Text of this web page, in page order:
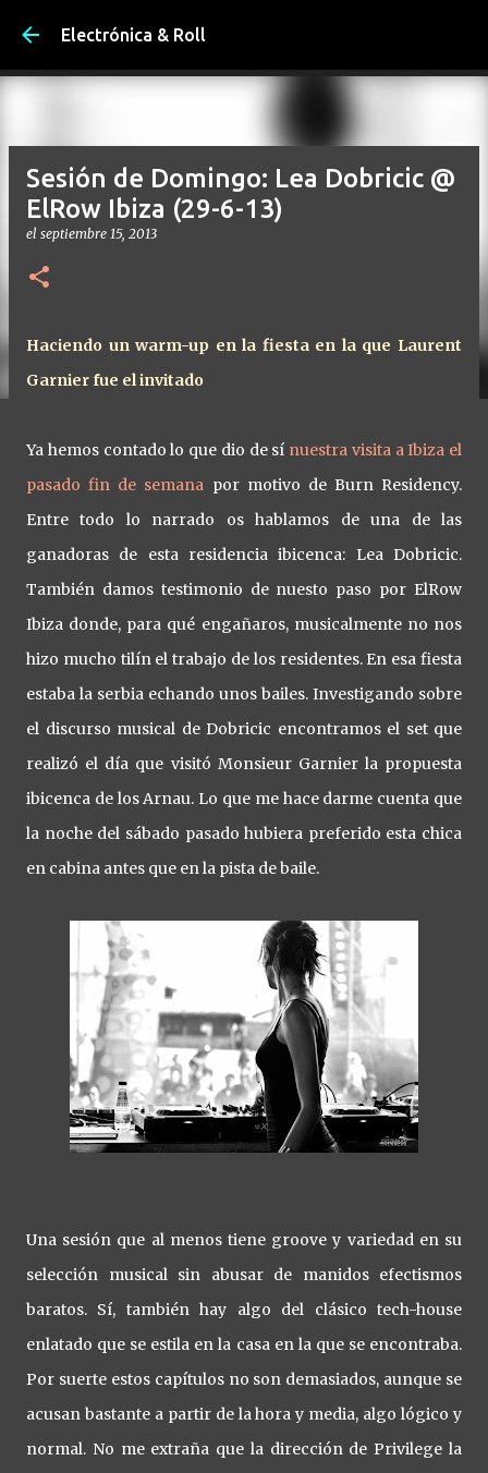
Ir al contenido principal
Electrónica & Roll
Sesión de Domingo: Lea Dobricic @
ElRow Ibiza (29-6-13)
el septiembre 15, 2013
Haciendo un warm-up en la fiesta en la que Laurent
Garnier fue el invitado
Ya hemos contado lo que dio de sí nuestra visita a Ibiza el
pasado fin de semana por motivo de Burn Residency.
Entre todo lo narrado os hablamos de una de las
ganadoras de esta residencia ibicenca: Lea Dobricic.
También damos testimonio de nuesto paso por ElRow
Ibiza donde, para qué engañaros, musicalmente no nos
hizo mucho tilín el trabajo de los residentes. En esa fiesta
estaba la serbia echando unos bailes. Investigando sobre
el discurso musical de Dobricic encontramos el set que
realizó el día que visitó Monsieur Garnier la propuesta
ibicenca de los Arnau. Lo que me hace darme cuenta que
la noche del sábado pasado hubiera preferido esta chica
en cabina antes que en la pista de baile.
Una sesión que al menos tiene groove y variedad en su
selección musical sin abusar de manidos efectismos
baratos. Sí, también hay algo del clásico tech-house
enlatado que se estila en la casa en la que se encontraba.
Por suerte estos capítulos no son demasiados, aunque se
acusan bastante a partir de la hora y media, algo lógico y
normal. No me extraña que la dirección de Privilege la